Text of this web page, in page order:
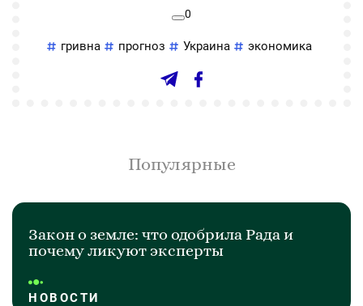
0
гривна прогноз Украина экономика
Популярные
Закон о земле: что одобрила Рада и
почему ликуют эксперты
НОВОСТИ